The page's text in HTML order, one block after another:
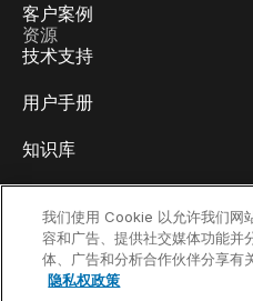
客户案例
资源
技术支持
用户手册
知识库
视频教程
内容中心
我们使用 Cookie 以允许我们网
容和广告、提供社交媒体功能并
体、广告和分析合作伙伴分享有
隐私权政策